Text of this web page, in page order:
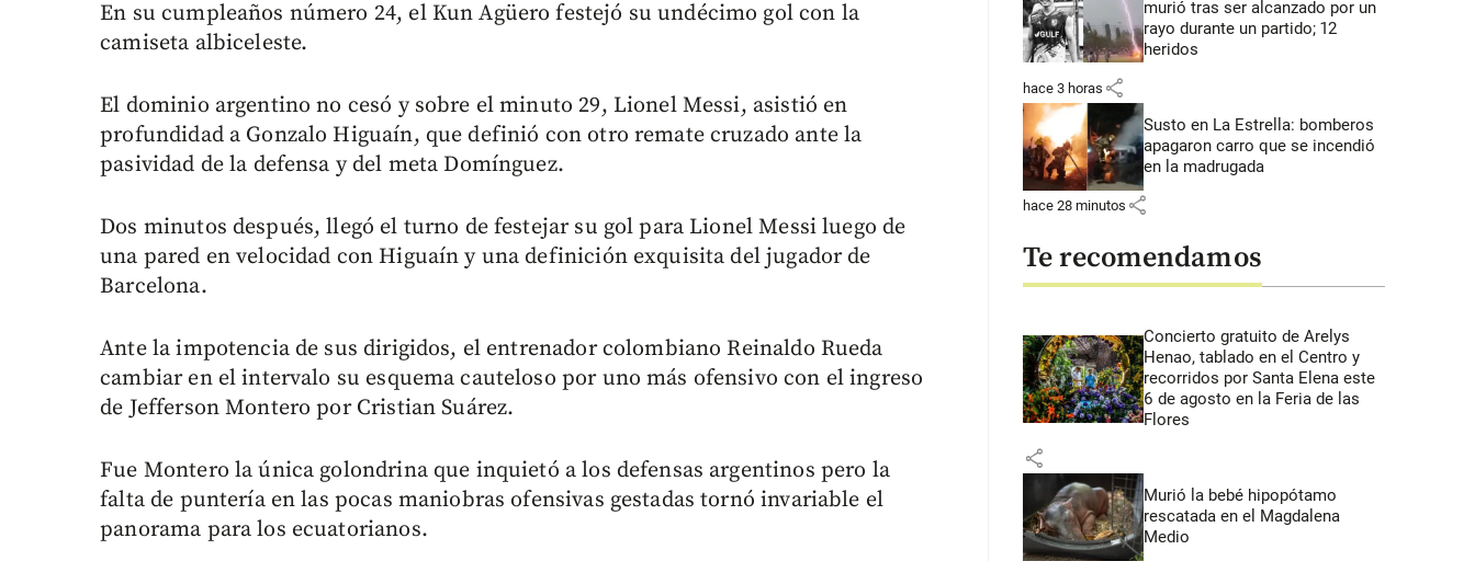
En su cumpleaños número 24, el Kun Agüero festejó su undécimo gol con la
camiseta albiceleste.
El dominio argentino no cesó y sobre el minuto 29, Lionel Messi, asistió en
profundidad a Gonzalo Higuaín, que definió con otro remate cruzado ante la
pasividad de la defensa y del meta Domínguez.
Dos minutos después, llegó el turno de festejar su gol para Lionel Messi luego de
una pared en velocidad con Higuaín y una definición exquisita del jugador de
Barcelona.
Ante la impotencia de sus dirigidos, el entrenador colombiano Reinaldo Rueda
cambiar en el intervalo su esquema cauteloso por uno más ofensivo con el ingreso
de Jefferson Montero por Cristian Suárez.
Fue Montero la única golondrina que inquietó a los defensas argentinos pero la
falta de puntería en las pocas maniobras ofensivas gestadas tornó invariable el
panorama para los ecuatorianos.
murió tras ser alcanzado por un
rayo durante un partido; 12
heridos
hace 3 horas share
Susto en La Estrella: bomberos
apagaron carro que se incendió
en la madrugada
hace 28 minutos share
Te recomendamos
Concierto gratuito de Arelys
Henao, tablado en el Centro y
recorridos por Santa Elena este
6 de agosto en la Feria de las
Flores
share
Murió la bebé hipopótamo
rescatada en el Magdalena
Medio